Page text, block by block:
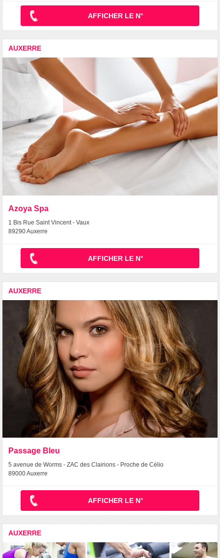
AFFICHER LE N°
AUXERRE
Azoya Spa
1 Bis Rue Saint Vincent - Vaux
89290 Auxerre
AFFICHER LE N°
AUXERRE
Passage Bleu
5 avenue de Worms - ZAC des Clairions - Proche de Célio
89000 Auxerre
AFFICHER LE N°
AUXERRE